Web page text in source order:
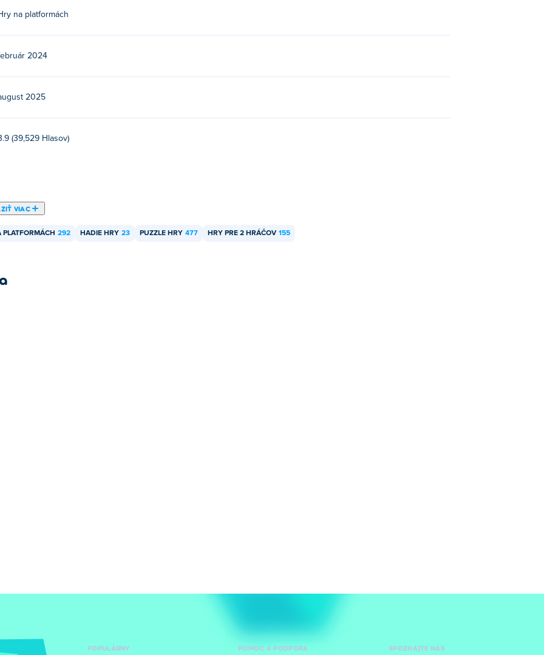
zariadeniach a počítačoch?
na platformách
2024
2025
(39,529 Hlasov)
VIAC
PLATFORMÁCH 292 HADIE HRY 23 PUZZLE HRY 477 HRY PRE 2 HRÁČOV 155
POPULÁRNY POMOC A PODPORA SPOZNAJTE NÁS